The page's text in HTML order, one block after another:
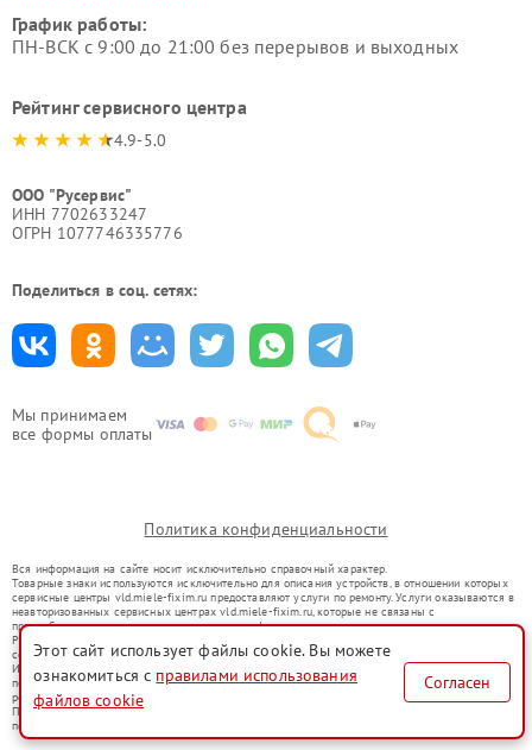
Мы принимаем
все формы оплаты
График работы:
ПН-ВСК с 9:00 до 21:00 без перерывов и выходных
Рейтинг сервисного центра
4.9-5.0
ООО "Русервис"
ИНН 7702633247
ОГРН 1077746335776
Поделиться в соц. сетях:
Политика конфиденциальности
Вся информация на сайте носит исключительно справочный характер.
Товарные знаки используются исключительно для описания устройств, в отношении которых
сервисные центры vld.miele-fixim.ru предоставляют услуги по ремонту. Услуги оказываются в
неавторизованных сервисных центрах vld.miele-fixim.ru, которые не связаны с
правообладателями товарных знаков или их официальными представителями.
Ремонт осуществляется для устройств, уже введенных в гражданский оборот в соответствии
со статьей 1487 ГК РФ.
Использование товарных знаков не преследует цели индивидуализации услуг или введения
потребителей в заблуждение, а служит для информирования о предоставляемых услугах по
ремонту техники указанных брендов.
Представленная на сайте информация не является публичной офертой, определяемой
положениями Статьи 437(2) Гражданского кодекса РФ
Этот сайт использует файлы cookie. Вы можете
ознакомиться с правилами использования
файлов cookie
Согласен